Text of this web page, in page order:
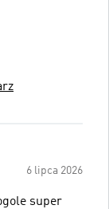
6 lipca 2026
super